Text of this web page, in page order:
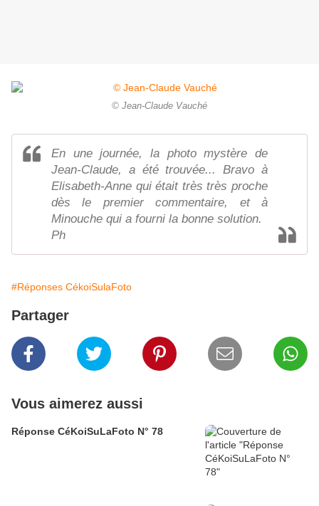
© Jean-Claude Vauché
En une journée, la photo mystère de
Jean-Claude, a été trouvée... Bravo à
Elisabeth-Anne qui était très très proche
dès le premier commentaire, et à
Minouche qui a fourni la bonne solution.
Ph
#Réponses CékoiSulaFoto
Partager
Vous aimerez aussi
Réponse CéKoiSuLaFoto N° 78